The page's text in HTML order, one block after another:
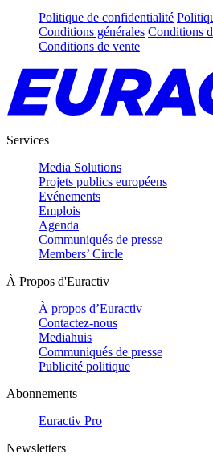
Politique de confidentialité
Conditions générales Conditions
Conditions de vente
Services
Media Solutions
Projets publics européens
Evénements
Emplois
Agenda
Communiqués de presse
Members’ Circle
À Propos d'Euractiv
À propos d’Euractiv
Contactez-nous
Mediahuis
Communiqués de presse
Publicité politique
Abonnements
Euractiv Pro
Newsletters